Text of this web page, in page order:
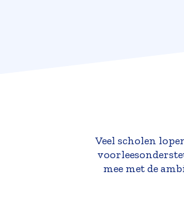
Veel scholen
mee met de